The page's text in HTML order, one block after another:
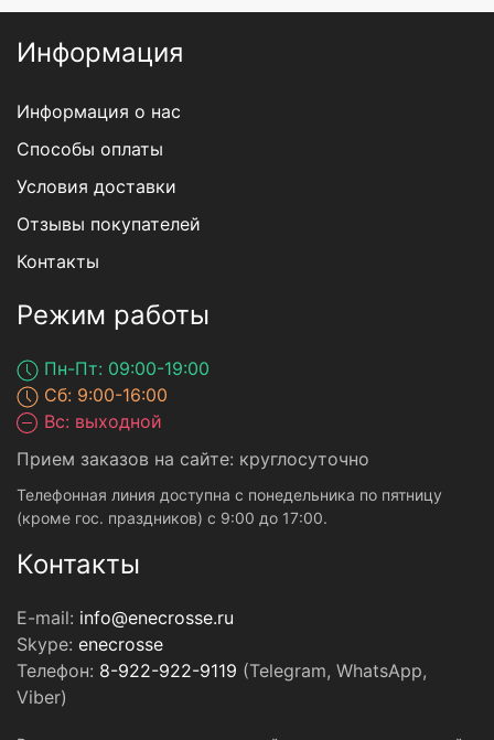
Информация
Информация о нас
Способы оплаты
Условия доставки
Отзывы покупателей
Контакты
Режим работы
Пн-Пт: 09:00-19:00
Сб: 9:00-16:00
Вс: выходной
Прием заказов на сайте: круглосуточно
Телефонная линия доступна с понедельника по пятницу
(кроме гос. праздников) с 9:00 до 17:00.
Контакты
E-mail: info@enecrosse.ru
Skype: enecrosse
Телефон: 8-922-922-9119 (Telegram, WhatsApp,
Viber)